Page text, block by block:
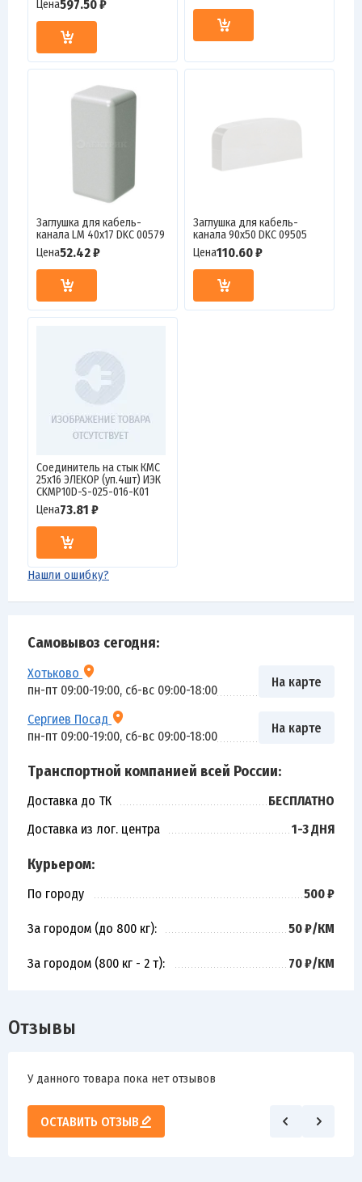
Самовывоз сегодня:
Хотьково
пн-пт 09:00-19:00, сб-вс 09:00-18:00
На карте
Сергиев Посад
пн-пт 09:00-19:00, сб-вс 09:00-18:00
На карте
Транспортной компанией всей России:
Доставка до ТК
БЕСПЛАТНО
Доставка из лог. центра
1-3 ДНЯ
Курьером:
По городу 500 ₽
За городом (до 800 кг): 50 ₽/КМ
За городом (800 кг - 2 т): 70 ₽/КМ
Цена597.50 ₽
Заглушка для кабель-
канала LM 40х17 DKC 00579
Цена52.42 ₽
Заглушка для кабель-
канала 90х50 DKC 09505
Цена110.60 ₽
Соединитель на стык КМС
25х16 ЭЛЕКОР (уп.4шт) ИЭК
CKMP10D-S-025-016-K01
Цена73.81 ₽
Нашли ошибку?
Отзывы
У данного товара пока нет отзывов
ОСТАВИТЬ ОТЗЫВ